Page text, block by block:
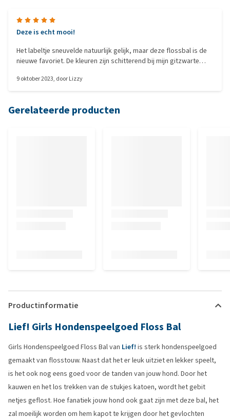
Deze is echt mooi!
Het labeltje sneuvelde natuurlijk gelijk, maar deze flossbal is de
nieuwe favoriet. De kleuren zijn schitterend bij mijn gitzwarte
9 oktober 2023, doorLizzy
Gerelateerde producten
Productinformatie
Lief! Girls Hondenspeelgoed Floss Bal
Girls Hondenspeelgoed Floss Bal van Lief! is sterk hondenspeelgoed
gemaakt van flosstouw. Naast dat het er leuk uitziet en lekker speelt,
is het ook nog eens goed voor de tanden van jouw hond. Door het
kauwen en het los trekken van de stukjes katoen, wordt het gebit
netjes geflost. Hoe fanatiek jouw hond ook gaat zijn met deze bal, het
zal moeilijk worden om hem kapot te krijgen door het gevlochten